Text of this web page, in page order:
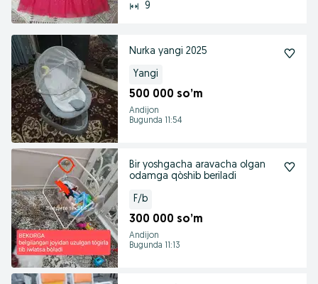
9
Nurka yangi 2025
Yangi
500 000 so’m
Andijon
Bugunda 11:54
Bir yoshgacha aravacha olgan
odamga qòshib beriladi
F/b
300 000 so’m
Andijon
Bugunda 11:13